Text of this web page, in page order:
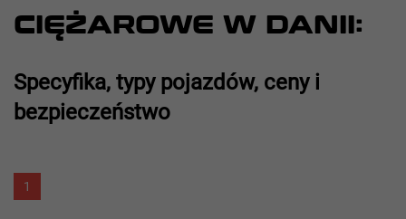
CIĘŻAROWE W DANII:
Specyfika, typy pojazdów, ceny i
bezpieczeństwo
1